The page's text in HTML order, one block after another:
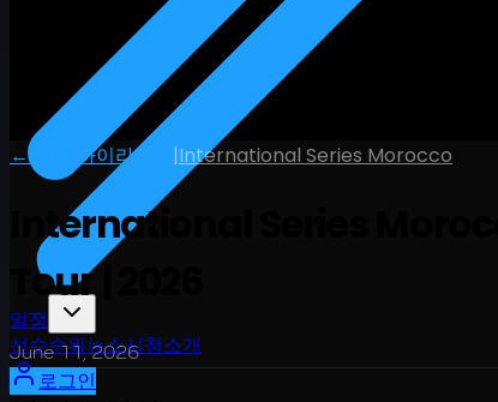
일정
선수순위뉴스시청소개
로그인
← 전체 하이라이트 |International Series Morocco
International Series
Tour | 2026
June 11, 2026